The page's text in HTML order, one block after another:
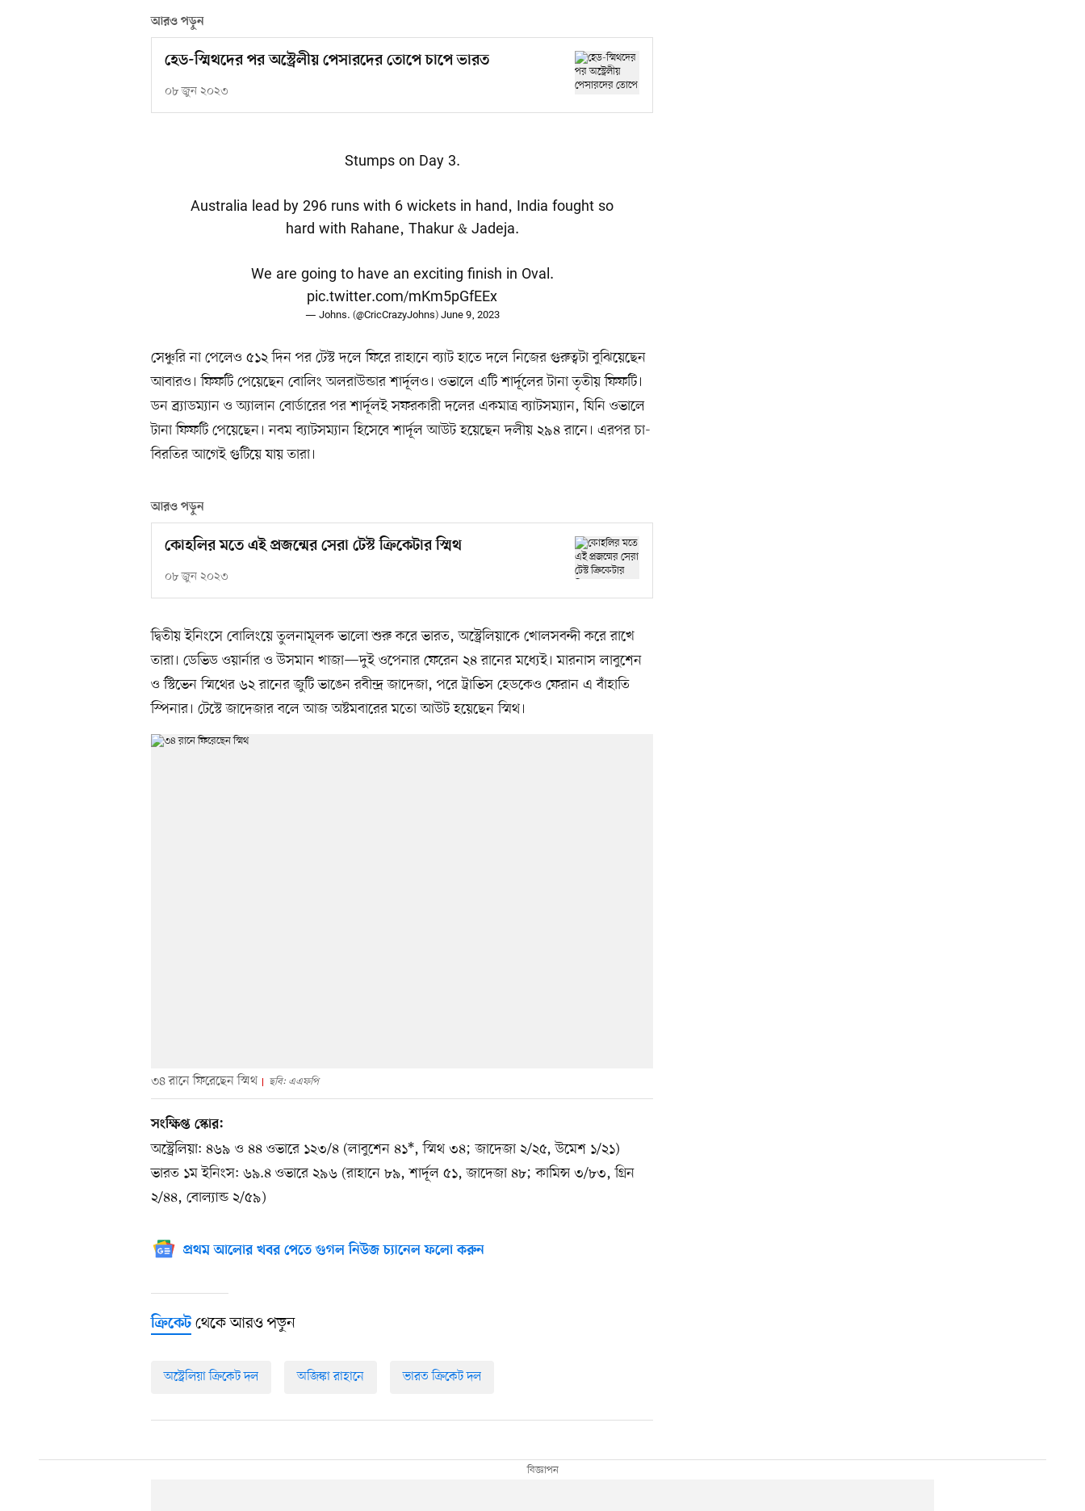
আরও পড়ুন
হেড-স্মিথদের পর অস্ট্রেলীয় পেসারদের তোপে চাপে ভারত
০৮ জুন ২০২৩
Stumps on Day 3.
Australia lead by 296 runs with 6 wickets in hand, India fought so
hard with Rahane, Thakur & Jadeja.
We are going to have an exciting finish in Oval.
pic.twitter.com/mKm5pGfEEx
— Johns. (@CricCrazyJohns)June 9, 2023
সেঞ্চুরি না পেলেও ৫১২ দিন পর টেস্ট দলে ফিরে রাহানে ব্যাট হাতে দলে নিজের গুরুত্বটা বুঝিয়েছেন
আবারও। ফিফটি পেয়েছেন বোলিং অলরাউন্ডার শার্দূলও। ওভালে এটি শার্দূলের টানা তৃতীয় ফিফটি।
ডন ব্র্যাডম্যান ও অ্যালান বোর্ডারের পর শার্দূলই সফরকারী দলের একমাত্র ব্যাটসম্যান, যিনি ওভালে
টানা ফিফটি পেয়েছেন। নবম ব্যাটসম্যান হিসেবে শার্দূল আউট হয়েছেন দলীয় ২৯৪ রানে। এরপর চা-
বিরতির আগেই গুটিয়ে যায় তারা।
আরও পড়ুন
কোহলির মতে এই প্রজন্মের সেরা টেস্ট ক্রিকেটার স্মিথ
০৮ জুন ২০২৩
দ্বিতীয় ইনিংসে বোলিংয়ে তুলনামূলক ভালো শুরু করে ভারত, অস্ট্রেলিয়াকে খোলসবন্দী করে রাখে
তারা। ডেভিড ওয়ার্নার ও উসমান খাজা—দুই ওপেনার ফেরেন ২৪ রানের মধ্যেই। মারনাস লাবুশেন
ও স্টিভেন স্মিথের ৬২ রানের জুটি ভাঙেন রবীন্দ্র জাদেজা, পরে ট্রাভিস হেডকেও ফেরান এ বাঁহাতি
স্পিনার। টেস্টে জাদেজার বলে আজ অষ্টমবারের মতো আউট হয়েছেন স্মিথ।
৩৪ রানে ফিরেছেন স্মিথ ছবি: এএফপি
সংক্ষিপ্ত স্কোর:
অস্ট্রেলিয়া: ৪৬৯ ও ৪৪ ওভারে ১২৩/৪ (লাবুশেন ৪১*, স্মিথ ৩৪; জাদেজা ২/২৫, উমেশ ১/২১)
ভারত ১ম ইনিংস: ৬৯.৪ ওভারে ২৯৬ (রাহানে ৮৯, শার্দূল ৫১, জাদেজা ৪৮; কামিন্স ৩/৮৩, গ্রিন
২/৪৪, বোল্যান্ড ২/৫৯)
প্রথম আলোর খবর পেতে গুগল নিউজ চ্যানেল ফলো করুন
ক্রিকেটথেকে আরও পড়ুন
অস্ট্রেলিয়া ক্রিকেট দল অজিঙ্কা রাহানে ভারত ক্রিকেট দল